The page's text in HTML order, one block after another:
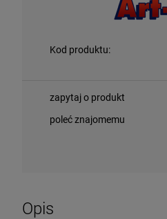
Kod produktu:
zapytaj o produkt
poleć znajomemu
Opis